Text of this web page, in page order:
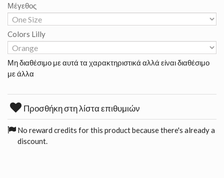
Μέγεθος
Colors Lilly
Μη διαθέσιμο με αυτά τα χαρακτηριστικά αλλά είναι διαθέσιμο
με άλλα
Προσθήκη στη λίστα επιθυμιών
No reward credits for this product because there's already a
discount.